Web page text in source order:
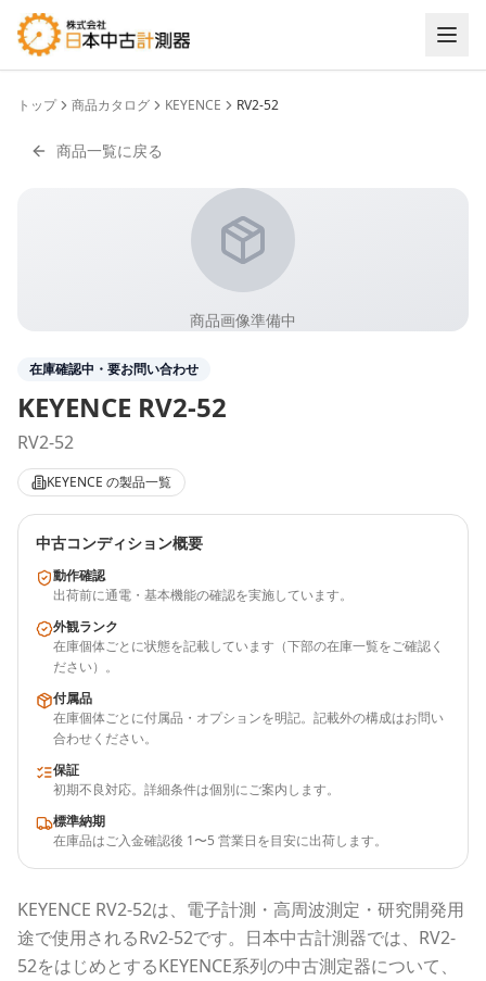
トップ 商品カタログ KEYENCE RV2-52
商品一覧に戻る
商品画像準備中
在庫確認中・要お問い合わせ
KEYENCE RV2-52
RV2-52
KEYENCE の製品一覧
中古コンディション概要
動作確認
出荷前に通電・基本機能の確認を実施しています。
外観ランク
在庫個体ごとに状態を記載しています（下部の在庫一覧をご確認く
ださい）。
付属品
在庫個体ごとに付属品・オプションを明記。記載外の構成はお問い
合わせください。
保証
初期不良対応。詳細条件は個別にご案内します。
標準納期
在庫品はご入金確認後 1〜5 営業日を目安に出荷します。
KEYENCE RV2-52は、電子計測・高周波測定・研究開発用
途で使用されるRv2-52です。 日本中古計測器では、 RV2-
52をはじめとするKEYENCE系列の中古測定器について、